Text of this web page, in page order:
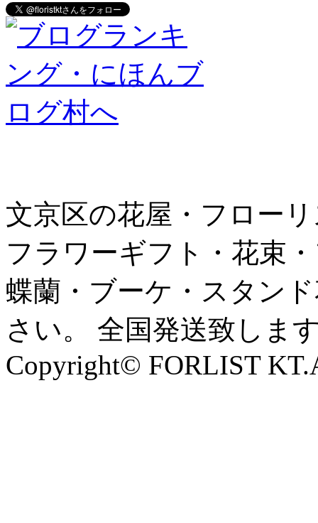
文京区の花屋・フロー
フラワーギフト・花束
蝶蘭・ブーケ・スタン
さい。 全国発送致しま
Copyright© FORLIST